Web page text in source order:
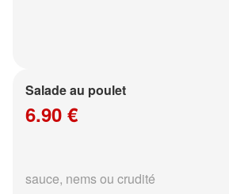
Salade au poulet
6.90 €
sauce, nems ou crudité